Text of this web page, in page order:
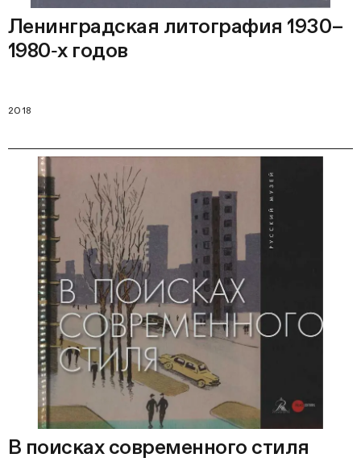
Ленинградская литография 1930–
1980‑х годов
2018
В поисках современного стиля